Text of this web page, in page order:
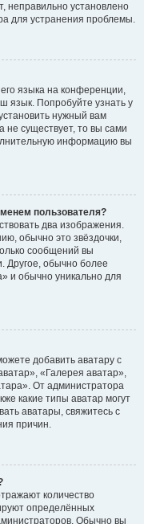
неправильно установлено
для устранения проблемы.
языка на конференции,
язык. Попробуйте узнать у
нужный вам
не существует, то вы сами
информацию вы
пользователя?
два изображения.
обычно это звёздочки,
сообщений вы
Другое, обычно более
и обычно уникально для
добавить аватару с
«Галерея аватар»,
От администратора
какие типы аватар могут
аватары, свяжитесь с
причин.
количество
определённых
Обычно вы